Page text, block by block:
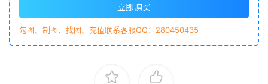
立即购买
勾图、制图、找图、充值联系客服QQ：280450435